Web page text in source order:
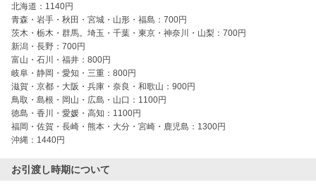
北海道：1140円
青森・岩手・秋田・宮城・山形・福島：700円
茨木・栃木・群馬。埼玉・千葉・東京・神奈川・山梨：700円
新潟・長野：700円
富山・石川・福井：800円
岐阜・静岡・愛知・三重：800円
滋賀・京都・大阪・兵庫・奈良・和歌山：900円
鳥取・島根・岡山・広島・山口：1100円
徳島・香川・愛媛・高知：1100円
福岡・佐賀・長崎・熊本・大分・宮崎・鹿児島：1300円
沖縄：1440円
お引渡し時期について